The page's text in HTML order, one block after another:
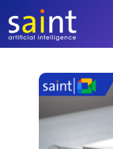
contenido